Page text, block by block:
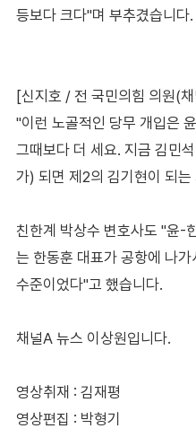
등보다 크다"며 부추겼습니다.
[신지호 / 전 국민의힘 의원(
"이런 노골적인 당무 개입은
그때보다 더 세요. 지금 김민
가) 되면 제2의 김기현이 되는
친한계 박상수 변호사도 "윤-
는 한동훈 대표가 공항에 나
수준이었다"고 했습니다.
채널A 뉴스 이상원입니다.
영상취재 : 김재평
영상편집 : 박형기